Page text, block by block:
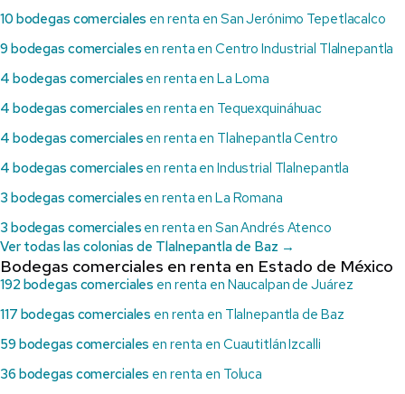
10 bodegas comerciales en renta en San Jerónimo Tepetlacalco
9 bodegas comerciales en renta en Centro Industrial Tlalnepantla
4 bodegas comerciales en renta en La Loma
4 bodegas comerciales en renta en Tequexquináhuac
4 bodegas comerciales en renta en Tlalnepantla Centro
4 bodegas comerciales en renta en Industrial Tlalnepantla
3 bodegas comerciales en renta en La Romana
3 bodegas comerciales en renta en San Andrés Atenco
Ver todas las colonias de Tlalnepantla de Baz →
Bodegas comerciales en renta en Estado de México
192 bodegas comerciales en renta en Naucalpan de Juárez
117 bodegas comerciales en renta en Tlalnepantla de Baz
59 bodegas comerciales en renta en Cuautitlán Izcalli
36 bodegas comerciales en renta en Toluca